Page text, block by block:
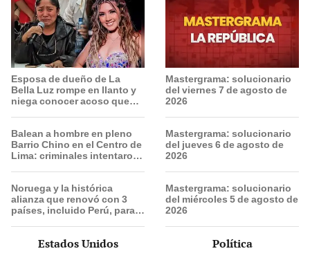
Esposa de dueño de La
Bella Luz rompe en llanto y
niega conocer acoso que
Balean a hombre en pleno
Barrio Chino en el Centro de
Lima: criminales intentaron
Noruega y la histórica
alianza que renovó con 3
países, incluido Perú, para
Mastergrama: solucionario
del viernes 7 de agosto de
2026
Mastergrama: solucionario
del jueves 6 de agosto de
2026
Mastergrama: solucionario
del miércoles 5 de agosto de
2026
Estados Unidos Política